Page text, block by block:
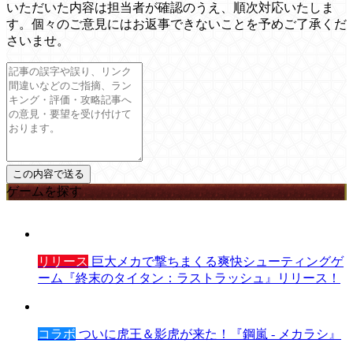
いただいた内容は担当者が確認のうえ、順次対応いたしま
す。個々のご意見にはお返事できないことを予めご了承くだ
さいませ。
ゲームを探す
リリース 巨大メカで撃ちまくる爽快シューティングゲ
ーム『終末のタイタン：ラストラッシュ』リリース！
コラボ ついに虎王＆影虎が来た！『鋼嵐 - メカラシ』